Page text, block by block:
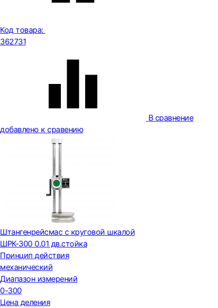
Код товара:
362731
В сравнение
добавлено к сравению
Штангенрейсмас с круговой шкалой
ШРК-300 0.01 дв.стойка
Принцип действия
механический
Диапазон измерений
0-300
Цена деления